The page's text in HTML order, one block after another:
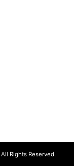
All Rights Reserved.